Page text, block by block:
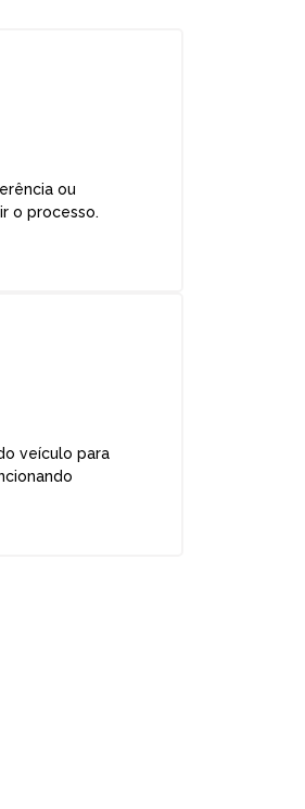
ou
o processo.
veículo para